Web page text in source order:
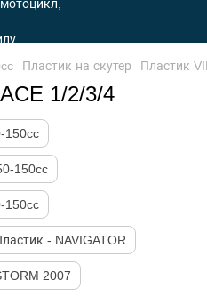
Пластик на скутер Пластик
1/2/3/4
150cc
150cc
150cc
- NAVIGATOR
2007